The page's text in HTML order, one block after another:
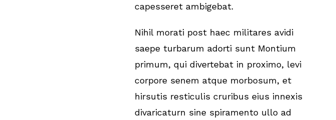
capesseret ambigebat.
Nihil morati post haec militares avidi
saepe turbarum adorti sunt Montium
primum, qui divertebat in proximo, levi
corpore senem atque morbosum, et
hirsutis resticulis cruribus eius innexis
divaricaturn sine spiramento ullo ad